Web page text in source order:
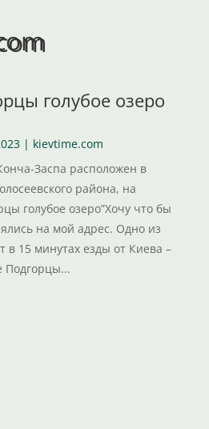
голубое озеро
| kievtime.com
Заспа расположен в
района, на
голубое озеро”Хочу что бы
на мой адрес. Одно из
в 15 минутах езды от Киева –
Подгорцы...